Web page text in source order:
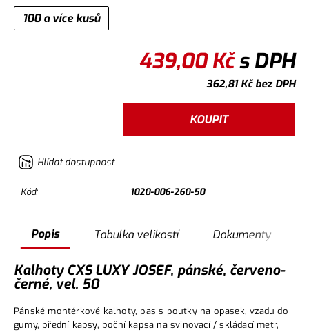
100 a více kusů
439,00Kčs DPH
362,81Kčbez DPH
KOUPIT
Hlídat dostupnost
Kód: 1020-006-260-50
Popis Tabulka velikostí Dokumenty
Kalhoty CXS LUXY JOSEF, pánské, červeno-
černé, vel. 50
Pánské montérkové kalhoty, pas s poutky na opasek, vzadu do
gumy, přední kapsy, boční kapsa na svinovací / skládací metr,